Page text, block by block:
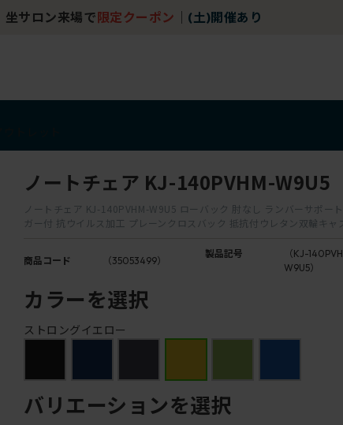
坐サロン来場で 限定クーポン (土)開催あり
ノートチェア KJ-140PVHM-W9U5
ノートチェア KJ-140PVHM-W9U5 ローバック 肘なし ランバーサポー
ガー付 抗ウイルス加工 プレーンクロスバック 抵抗付ウレタン双輪キャ
商品コード （35053499）
製品記号
（KJ-
W9U5）
カラーを選択
ストロングイエロー
バリエーションを選択